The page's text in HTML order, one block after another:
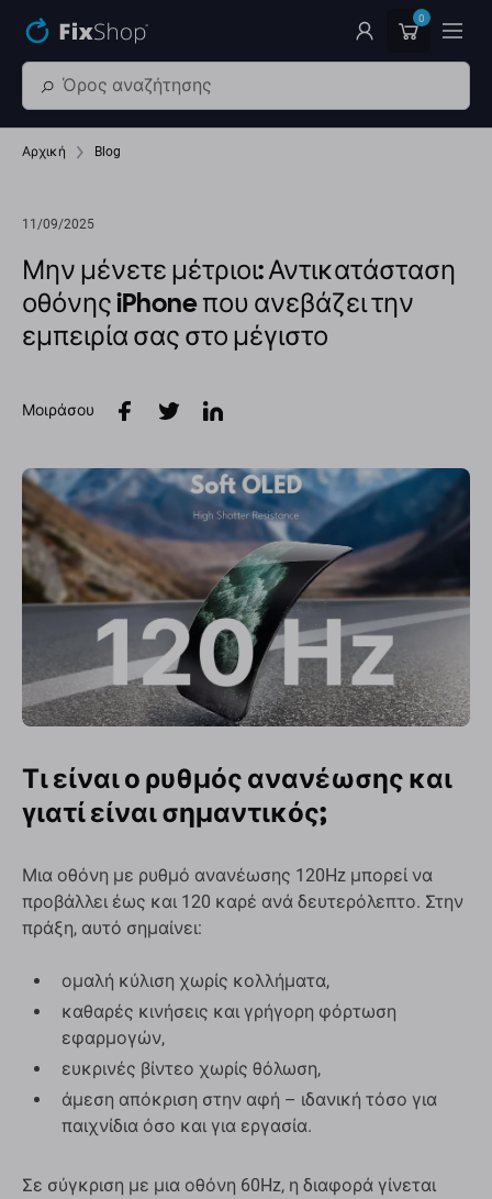
0
Αρχική Blog
11/09/2025
Μοιράσου
Μην μένετε μέτριοι: Αντικατάσταση
οθόνης iPhone που ανεβάζει την
εμπειρία σας στο μέγιστο
Τι είναι ο ρυθμός ανανέωσης και
γιατί είναι σημαντικός;
Μια οθόνη με ρυθμό ανανέωσης 120Hz μπορεί να
προβάλλει έως και 120 καρέ ανά δευτερόλεπτο. Στην
πράξη, αυτό σημαίνει:
ομαλή κύλιση χωρίς κολλήματα,
καθαρές κινήσεις και γρήγορη φόρτωση
εφαρμογών,
ευκρινές βίντεο χωρίς θόλωση,
άμεση απόκριση στην αφή – ιδανική τόσο για
παιχνίδια όσο και για εργασία.
Σε σύγκριση με μια οθόνη 60Hz, η διαφορά γίνεται